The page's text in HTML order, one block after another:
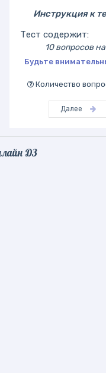
Инструкция к
Тест содержит:
10 вопросов
Будьте
Количество
Далее
ДЗ